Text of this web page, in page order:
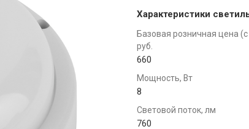
Характеристики
Базовая розничная цена
руб.
660
Мощность, Вт
8
Световой поток, лм
760